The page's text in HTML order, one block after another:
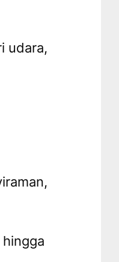
udara,